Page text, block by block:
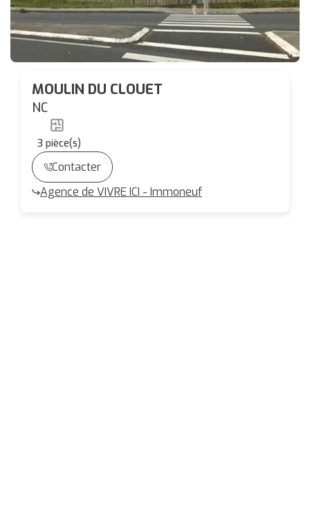
MOULIN DU CLOUET
NC
3 pièce(s)
Contacter
Agence de VIVRE ICI - Immoneuf